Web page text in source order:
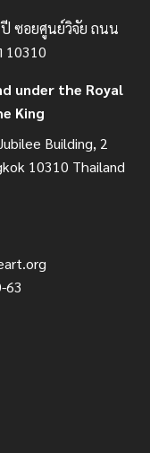
ซอยศูนย์วิจัย ถนน
10310
under the Royal
King
Building, 2
10310 Thailand
63